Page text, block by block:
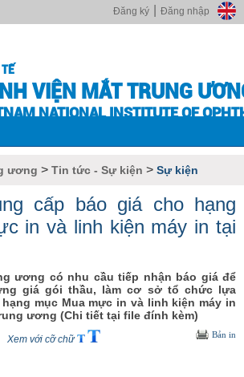
Đăng nhập
Đăng ký
TẾ
VIỆN MẮT TRUNG
NATIONAL INSTITUTE OF
ương > Tin tức - Sự kiện > Sự kiện
cấp báo giá cho hạng
in và linh kiện máy in tại
ương có nhu cầu tiếp nhận báo giá để
giá gói thầu, làm cơ sở tổ chức lựa
mục Mua mực in và linh kiện máy in
ương (Chi tiết tại file đính kèm)
Xem với cỡ chữ Bản in